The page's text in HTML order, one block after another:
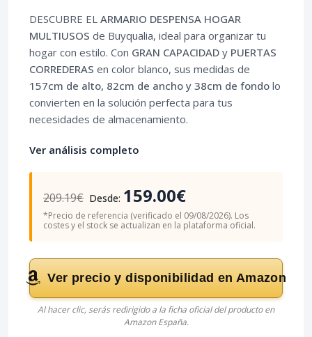
DESCUBRE EL ARMARIO DESPENSA HOGAR
MULTIUSOS de Buyqualia, ideal para organizar tu
hogar con estilo. Con GRAN CAPACIDAD y PUERTAS
CORREDERAS en color blanco, sus medidas de
157cm de alto, 82cm de ancho y 38cm de fondo lo
convierten en la solución perfecta para tus
necesidades de almacenamiento.
Ver análisis completo
209.19€ Desde: 159.00€
*Precio de referencia (verificado el 09/08/2026). Los
costes y el stock se actualizan en la plataforma oficial.
Ver precio y disponibilidad en Amazon
Al hacer clic, serás redirigido a la ficha oficial del producto en
Amazon España.